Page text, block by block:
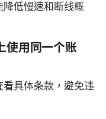
低慢速和断线概
使用同一个账
具体条款，避免违